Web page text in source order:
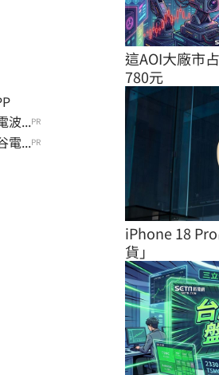
波...PR
電...PR
這AOI大廠市
780元
iPhone 18
貨」